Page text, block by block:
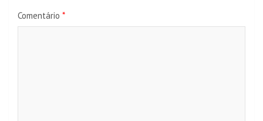
Comentário *